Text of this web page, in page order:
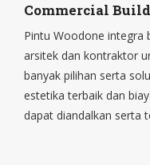
Commercial
Pintu Woodone integra
arsitek dan kontraktor
banyak pilihan serta
estetika terbaik dan
dapat diandalkan serta